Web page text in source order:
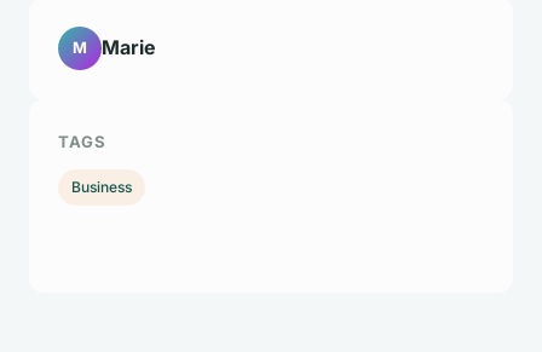
M Marie
TAGS
Business